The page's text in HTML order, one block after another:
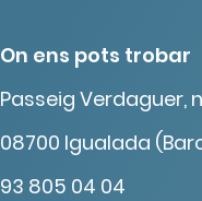
On ens pots trobar
Passeig Verdaguer,
08700 Igualada
93 805 04 04